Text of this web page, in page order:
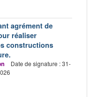
agrément de
réaliser
constructions
Date de signature : 31-